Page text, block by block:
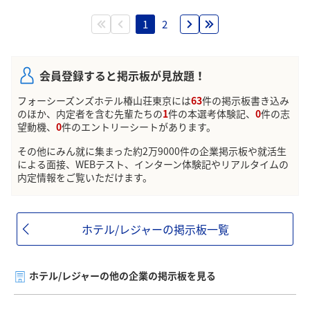
ね？？あ、みなさんは無い…ですか？
んでも教えてください。
1 2
会員登録すると掲示板が見放題！
フォーシーズンズホテル椿山荘東京には63件の掲示板書き込み
のほか、内定者を含む先輩たちの1件の本選考体験記、 0件の志
望動機、 0件のエントリーシートがあります。
その他にみん就に集まった約2万9000件の企業掲示板や就活生
による面接、WEBテスト、インターン体験記やリアルタイムの
内定情報をご覧いただけます。
ホテル/レジャーの掲示板一覧
ホテル/レジャーの他の企業の掲示板を見る